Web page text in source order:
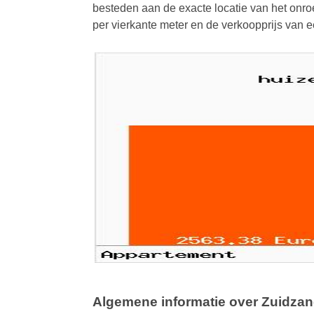
besteden aan de exacte locatie van het
per vierkante meter en de verkoopprijs van
Algemene informatie over